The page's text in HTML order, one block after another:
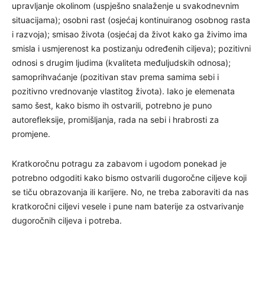
upravljanje okolinom (uspješno snalaženje u svakodnevnim
situacijama); osobni rast (osjećaj kontinuiranog osobnog rasta
i razvoja); smisao života (osjećaj da život kako ga živimo ima
smisla i usmjerenost ka postizanju određenih ciljeva); pozitivni
odnosi s drugim ljudima (kvaliteta međuljudskih odnosa);
samoprihvaćanje (pozitivan stav prema samima sebi i
pozitivno vrednovanje vlastitog života). Iako je elemenata
samo šest, kako bismo ih ostvarili, potrebno je puno
autorefleksije, promišljanja, rada na sebi i hrabrosti za
promjene.
Kratkoročnu potragu za zabavom i ugodom ponekad je
potrebno odgoditi kako bismo ostvarili dugoročne ciljeve koji
se tiču obrazovanja ili karijere. No, ne treba zaboraviti da nas
kratkoročni ciljevi vesele i pune nam baterije za ostvarivanje
dugoročnih ciljeva i potreba.